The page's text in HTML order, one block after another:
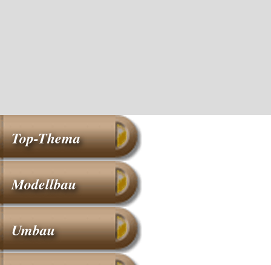
Top-Thema
Modellbau
Umbau